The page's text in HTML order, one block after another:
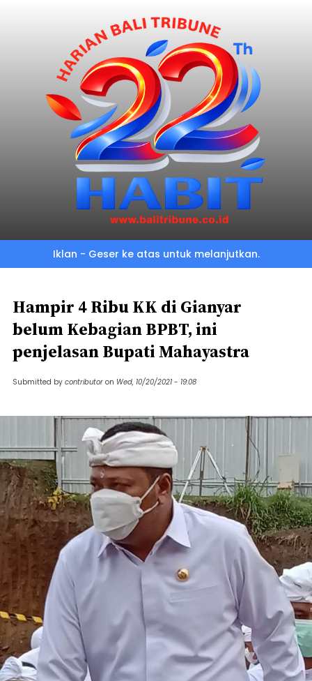
Iklan - Geser ke atas untuk melanjutkan.
Hampir 4 Ribu KK di Gianyar
belum Kebagian BPBT, ini
penjelasan Bupati Mahayastra
Submitted by contributor on Wed, 10/20/2021 - 19:08